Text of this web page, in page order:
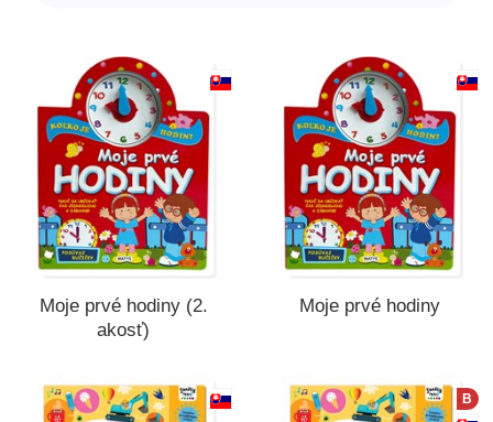
Všetky kategórie
Moje prvé hodiny (2.
akosť)
Moje prvé hodiny
B